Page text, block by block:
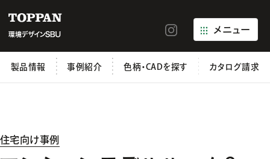
メニュー
製品情報 事例紹介 色柄・CADを探す カタログ請求
住宅向け事例